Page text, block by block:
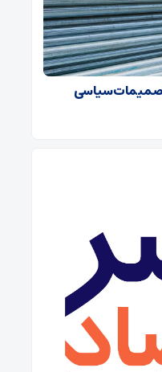
تصمیمات سیاسی